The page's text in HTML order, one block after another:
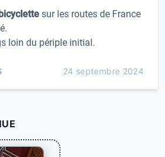
sur les routes de France
loin du périple initial.
24 septembre 2024